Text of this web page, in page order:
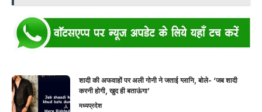
शादी की अफवाहों पर अली गोनी ने जताई ग्लानि, बोले- ‘जब शादी
करनी होगी, खुद ही बताऊंगा’
मध्यप्रदेश